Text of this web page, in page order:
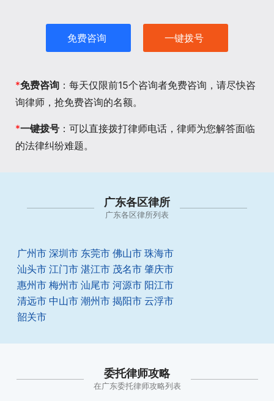
免费咨询 一键拨号
*免费咨询 ：每天仅限前15个咨询者免费咨询，请尽快咨
询律师，抢免费咨询的名额。
*一键拨号 ：可以直接拨打律师电话，律师为您解答面临
的法律纠纷难题。
广东各区律所
广东各区律所列表
广州市 深圳市 东莞市 佛山市 珠海市
汕头市 江门市 湛江市 茂名市 肇庆市
惠州市 梅州市 汕尾市 河源市 阳江市
清远市 中山市 潮州市 揭阳市 云浮市
韶关市
委托律师攻略
在广东委托律师攻略列表